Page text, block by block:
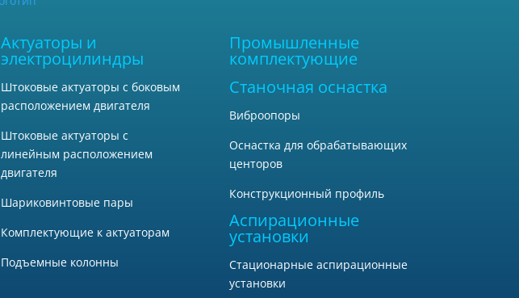
Актуаторы и
электроцилиндры
Штоковые актуаторы с боковым
расположением двигателя
Штоковые актуаторы с
линейным расположением
двигателя
Шариковинтовые пары
Комплектующие к актуаторам
Подъемные колонны
Промышленные
комплектующие
Станочная оснастка
Виброопоры
Оснастка для обрабатывающих
центоров
Конструкционный профиль
Аспирационные
установки
Стационарные аспирационные
установки